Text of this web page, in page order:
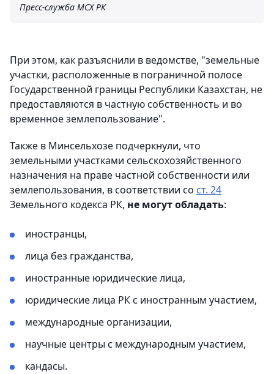
Пресс-служба МСХ РК
При этом, как разъяснили в ведомстве, "земельные
участки, расположенные в пограничной полосе
Государственной границы Республики Казахстан, не
предоставляются в частную собственность и во
временное землепользование".
Также в Минсельхозе подчеркнули, что
земельными участками сельскохозяйственного
назначения на праве частной собственности или
землепользования, в соответствии со ст. 24
Земельного кодекса РК, не могут обладать:
иностранцы,
лица без гражданства,
иностранные юридические лица,
юридические лица РК с иностранным участием,
международные организации,
научные центры с международным участием,
кандасы.